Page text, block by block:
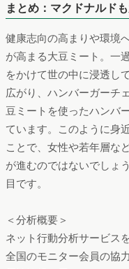
分析ツール：「Dockpit」
月、対象デバイス：PC、